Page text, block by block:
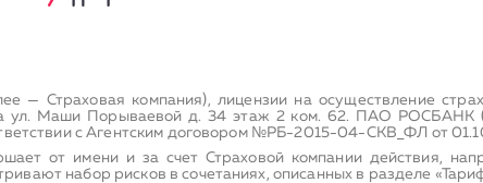
— Страховая компания), лицензии на осуществление
ул. Маши Порываевой д. 34 этаж 2 ком. 62. ПАО РОСБАНК
с Агентским договором №РБ-2015-04-СКВ_ФЛ от
от имени и за счет Страховой компании действия,
набор рисков в сочетаниях, описанных в разделе